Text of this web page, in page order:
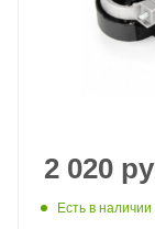
2 020
Есть в наличии